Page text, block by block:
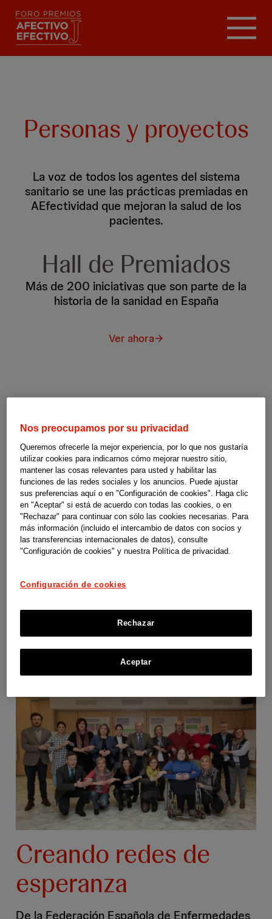
Pasar
Personas y proyectos
La voz de todos los agentes del sistema
sanitario se une las prácticas premiadas en
AEfectividad que mejoran la salud de los
pacientes.
Hall de Premiados
Más de 200 iniciativas que son parte de la
historia de la sanidad en España
Ver ahora
Salud a todo Twitch
Joan Carles March Cerdà (Granada Digital)
Creando redes de
esperanza
De la Federación Española de Enfermedades
Nos preocupamos por su privacidad
Queremos ofrecerle la mejor experiencia, por lo que nos gustaría
utilizar cookies para indicarnos cómo mejorar nuestro sitio,
mantener las cosas relevantes para usted y habilitar las
funciones de las redes sociales y los anuncios. Puede ajustar
sus preferencias aquí o en "Configuración de cookies". Haga clic
en "Aceptar" si está de acuerdo con todas las cookies, o en
"Rechazar" para continuar con sólo las cookies necesarias. Para
más información (incluido el intercambio de datos con socios y
las transferencias internacionales de datos), consulte
"Configuración de cookies" y nuestra Política de privacidad.
Configuración de cookies
Rechazar
Aceptar